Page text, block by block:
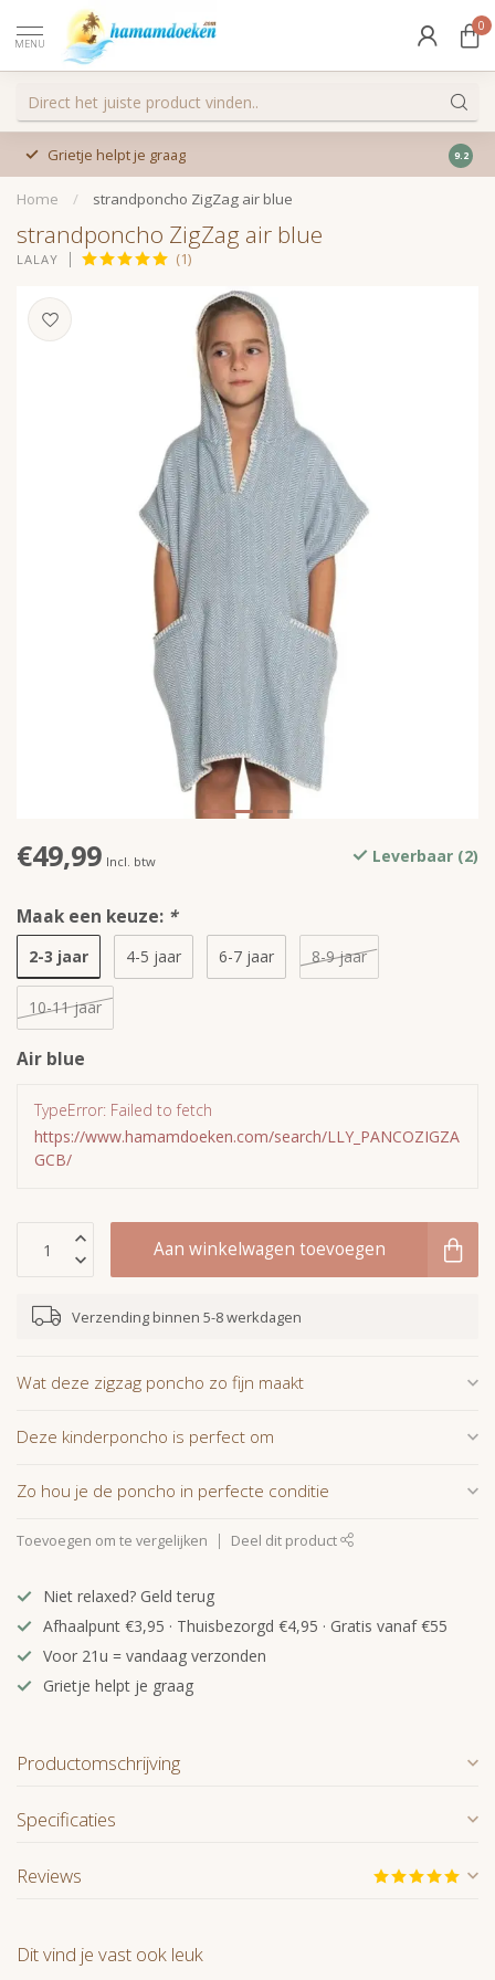
MENU
0
Grietje helpt je graag 9.2
Home / strandponcho ZigZag air blue
strandponcho ZigZag air blue
LALAY (1)
€49,99 Incl. btw Leverbaar (2)
Maak een keuze: *
2-3 jaar 4-5 jaar 6-7 jaar 8-9 jaar
10-11 jaar
Air blue
TypeError: Failed to fetch
https://www.hamamdoeken.com/search/LLY_PANCOZIGZA
GCB/
Aan winkelwagen toevoegen
Verzending binnen 5-8 werkdagen
Wat deze zigzag poncho zo fijn maakt
Deze kinderponcho is perfect om
Zo hou je de poncho in perfecte conditie
Toevoegen om te vergelijken Deel dit product
Niet relaxed? Geld terug
Afhaalpunt €3,95 · Thuisbezorgd €4,95 · Gratis vanaf €55
Voor 21u = vandaag verzonden
Grietje helpt je graag
Productomschrijving
Specificaties
Reviews
Dit vind je vast ook leuk